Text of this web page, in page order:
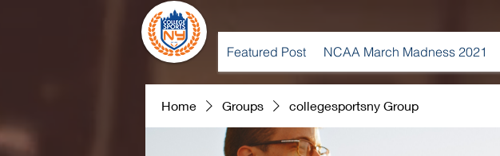
Featured Post NCAA March Madness 2021
Home Groups collegesportsny Group